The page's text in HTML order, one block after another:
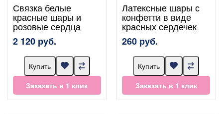
Связка белые
красные шары и
розовые сердца
2 120 руб.
Купить
Заказать в 1 клик
Латексные шары с
конфетти в виде
красных сердечек
260 руб.
Купить
Заказать в 1 клик